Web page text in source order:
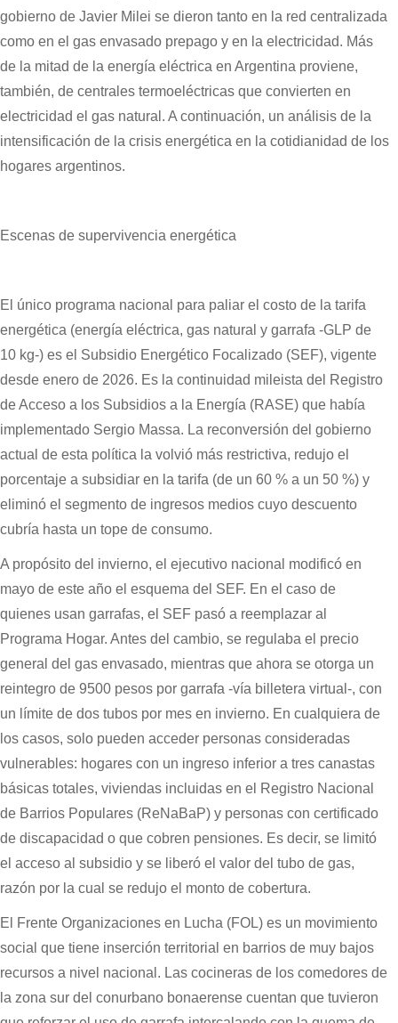
gobierno de Javier Milei se dieron tanto en la red centralizada
como en el gas envasado prepago y en la electricidad. Más
de la mitad de la energía eléctrica en Argentina proviene,
también, de centrales termoeléctricas que convierten en
electricidad el gas natural. A continuación, un análisis de la
intensificación de la crisis energética en la cotidianidad de los
hogares argentinos.
Escenas de supervivencia energética
El único programa nacional para paliar el costo de la tarifa
energética (energía eléctrica, gas natural y garrafa -GLP de
10 kg-) es el Subsidio Energético Focalizado (SEF), vigente
desde enero de 2026. Es la continuidad mileista del Registro
de Acceso a los Subsidios a la Energía (RASE) que había
implementado Sergio Massa. La reconversión del gobierno
actual de esta política la volvió más restrictiva, redujo el
porcentaje a subsidiar en la tarifa (de un 60 % a un 50 %) y
eliminó el segmento de ingresos medios cuyo descuento
cubría hasta un tope de consumo.
A propósito del invierno, el ejecutivo nacional modificó en
mayo de este año el esquema del SEF. En el caso de
quienes usan garrafas, el SEF pasó a reemplazar al
Programa Hogar. Antes del cambio, se regulaba el precio
general del gas envasado, mientras que ahora se otorga un
reintegro de 9500 pesos por garrafa -vía billetera virtual-, con
un límite de dos tubos por mes en invierno. En cualquiera de
los casos, solo pueden acceder personas consideradas
vulnerables: hogares con un ingreso inferior a tres canastas
básicas totales, viviendas incluidas en el Registro Nacional
de Barrios Populares (ReNaBaP) y personas con certificado
de discapacidad o que cobren pensiones. Es decir, se limitó
el acceso al subsidio y se liberó el valor del tubo de gas,
razón por la cual se redujo el monto de cobertura.
El Frente Organizaciones en Lucha (FOL) es un movimiento
social que tiene inserción territorial en barrios de muy bajos
recursos a nivel nacional. Las cocineras de los comedores de
la zona sur del conurbano bonaerense cuentan que tuvieron